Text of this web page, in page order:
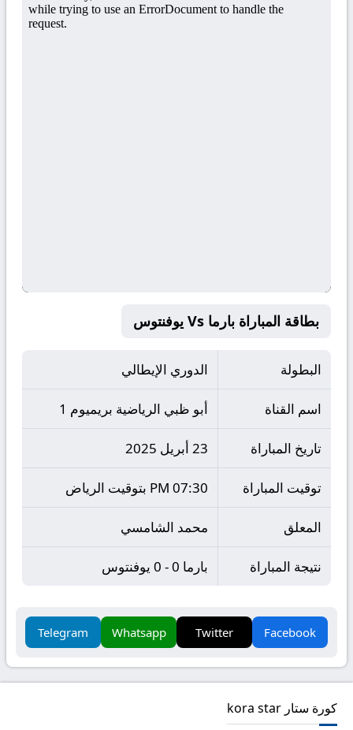
بطاقة المباراة بارما Vs يوفنتوس
البطولة الدوري الإيطالي
اسم القناة أبو ظبي الرياضية بريميوم 1
تاريخ المباراة 23 أبريل 2025
توقيت المباراة 07:30 PM بتوقيت الرياض
المعلق محمد الشامسي
نتيجة المباراة بارما 0 - 0 يوفنتوس
Facebook
Twitter
Whatsapp
Telegram
كورة ستار kora star